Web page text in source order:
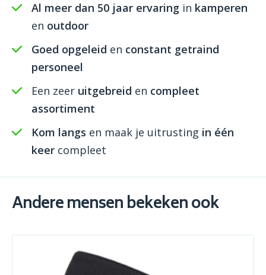
Al meer dan 50 jaar ervaring in kamperen
en outdoor
Goed opgeleid en constant getraind
personeel
Een zeer uitgebreid en compleet
assortiment
Kom langs en maak je uitrusting in één
keer compleet
Andere mensen bekeken ook